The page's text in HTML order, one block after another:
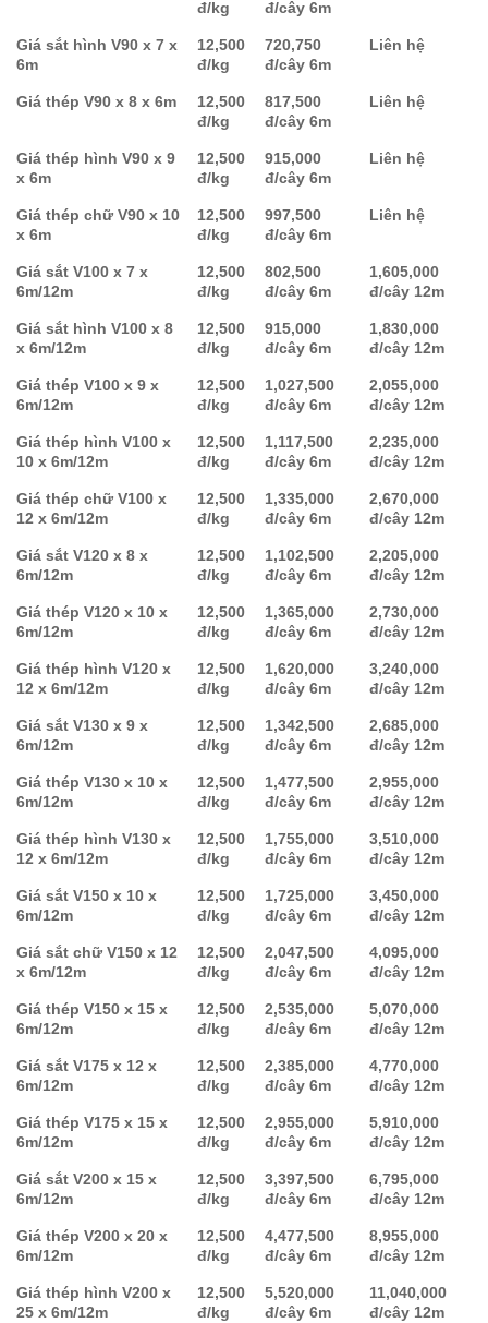
đ/kg đ/cây 6m
Giá sắt hình V90 x 7 x
6m
12,500
đ/kg
720,750
đ/cây 6m
Liên hệ
Giá thép V90 x 8 x 6m
12,500
đ/kg
817,500
đ/cây 6m
Liên hệ
Giá thép hình V90 x 9
x 6m
12,500
đ/kg
915,000
đ/cây 6m
Liên hệ
Giá thép chữ V90 x 10
x 6m
12,500
đ/kg
997,500
đ/cây 6m
Liên hệ
Giá sắt V100 x 7 x
6m/12m
12,500
đ/kg
802,500
đ/cây 6m
1,605,000
đ/cây 12m
Giá sắt hình V100 x 8
x 6m/12m
12,500
đ/kg
915,000
đ/cây 6m
1,830,000
đ/cây 12m
Giá thép V100 x 9 x
6m/12m
12,500
đ/kg
1,027,500
đ/cây 6m
2,055,000
đ/cây 12m
Giá thép hình V100 x
10 x 6m/12m
12,500
đ/kg
1,117,500
đ/cây 6m
2,235,000
đ/cây 12m
Giá thép chữ V100 x
12 x 6m/12m
12,500
đ/kg
1,335,000
đ/cây 6m
2,670,000
đ/cây 12m
Giá sắt V120 x 8 x
6m/12m
12,500
đ/kg
1,102,500
đ/cây 6m
2,205,000
đ/cây 12m
Giá thép V120 x 10 x
6m/12m
12,500
đ/kg
1,365,000
đ/cây 6m
2,730,000
đ/cây 12m
Giá thép hình V120 x
12 x 6m/12m
12,500
đ/kg
1,620,000
đ/cây 6m
3,240,000
đ/cây 12m
Giá sắt V130 x 9 x
6m/12m
12,500
đ/kg
1,342,500
đ/cây 6m
2,685,000
đ/cây 12m
Giá thép V130 x 10 x
6m/12m
12,500
đ/kg
1,477,500
đ/cây 6m
2,955,000
đ/cây 12m
Giá thép hình V130 x
12 x 6m/12m
12,500
đ/kg
1,755,000
đ/cây 6m
3,510,000
đ/cây 12m
Giá sắt V150 x 10 x
6m/12m
12,500
đ/kg
1,725,000
đ/cây 6m
3,450,000
đ/cây 12m
Giá sắt chữ V150 x 12
x 6m/12m
12,500
đ/kg
2,047,500
đ/cây 6m
4,095,000
đ/cây 12m
Giá thép V150 x 15 x
6m/12m
12,500
đ/kg
2,535,000
đ/cây 6m
5,070,000
đ/cây 12m
Giá sắt V175 x 12 x
6m/12m
12,500
đ/kg
2,385,000
đ/cây 6m
4,770,000
đ/cây 12m
Giá thép V175 x 15 x
6m/12m
12,500
đ/kg
2,955,000
đ/cây 6m
5,910,000
đ/cây 12m
Giá sắt V200 x 15 x
6m/12m
12,500
đ/kg
3,397,500
đ/cây 6m
6,795,000
đ/cây 12m
Giá thép V200 x 20 x
6m/12m
12,500
đ/kg
4,477,500
đ/cây 6m
8,955,000
đ/cây 12m
Giá thép hình V200 x
25 x 6m/12m
12,500
đ/kg
5,520,000
đ/cây 6m
11,040,000
đ/cây 12m